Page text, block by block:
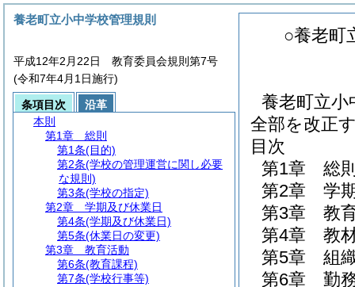
○養老町
養老町立小
全部を改正
目次
第1章
総
第2章
学
第3章
教
第4章
教
第5章
組
第6章
勤
養老町立小中学校管理規則
平成12年2月22日 教育委員会規則第7号
(令和7年4月1日施行)
条項目次
沿革
本則
第1章
総則
第1条(目的)
第2条(学校の管理運営に関し必要
な規則)
第3条(学校の指定)
第2章
学期及び休業日
第4条(学期及び休業日)
第5条(休業日の変更)
第3章
教育活動
第6条(教育課程)
第7条(学校行事等)